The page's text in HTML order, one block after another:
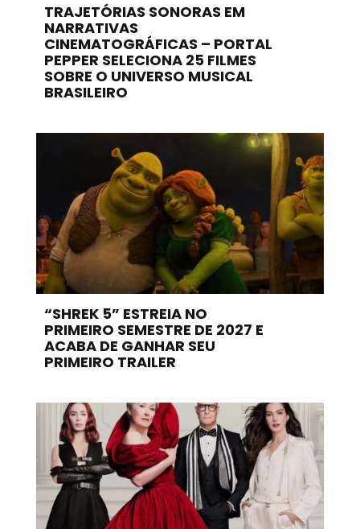
TRAJETÓRIAS SONORAS EM
NARRATIVAS
CINEMATOGRÁFICAS – PORTAL
PEPPER SELECIONA 25 FILMES
SOBRE O UNIVERSO MUSICAL
BRASILEIRO
“SHREK 5” ESTREIA NO
PRIMEIRO SEMESTRE DE 2027 E
ACABA DE GANHAR SEU
PRIMEIRO TRAILER